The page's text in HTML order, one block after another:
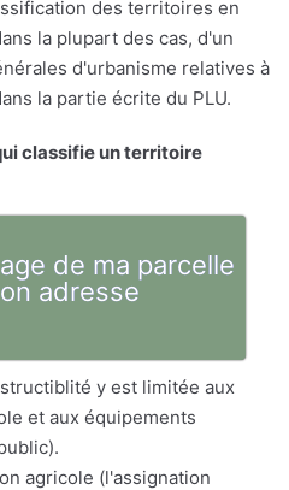
des territoires en
la plupart des cas, d'un
d'urbanisme relatives à
la partie écrite du PLU.
classifie un territoire
de ma parcelle
adresse
y est limitée aux
et aux équipements
agricole (l'assignation